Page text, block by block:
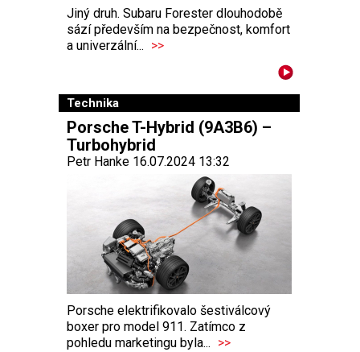
Jiný druh. Subaru Forester dlouhodobě
sází především na bezpečnost, komfort
a univerzální... >>
Technika
Porsche T-Hybrid (9A3B6) –
Turbohybrid
Petr Hanke 16.07.2024 13:32
Porsche elektrifikovalo šestiválcový
boxer pro model 911. Zatímco z
pohledu marketingu byla... >>